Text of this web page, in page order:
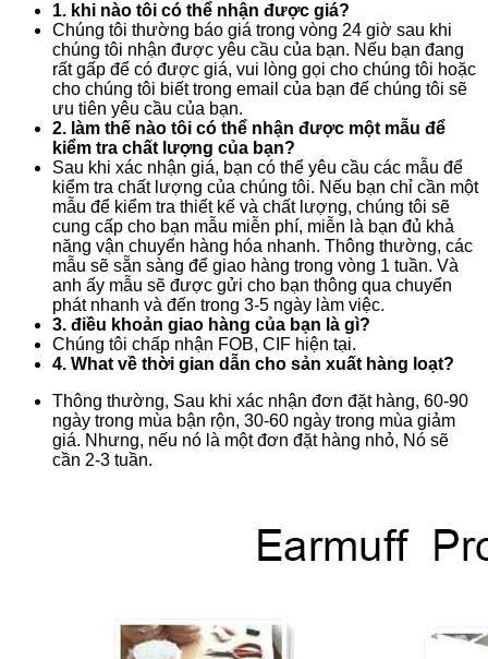
1. khi nào tôi có thể nhận được giá?
Chúng tôi thường báo giá trong vòng 24 giờ sau khi
chúng tôi nhận được yêu cầu của bạn. Nếu bạn đang
rất gấp để có được giá, vui lòng gọi cho chúng tôi hoặc
cho chúng tôi biết trong email của bạn để chúng tôi sẽ
ưu tiên yêu cầu của bạn.
2. làm thế nào tôi có thể nhận được một mẫu để
kiểm tra chất lượng của bạn?
Sau khi xác nhận giá, bạn có thể yêu cầu các mẫu để
kiểm tra chất lượng của chúng tôi. Nếu bạn chỉ cần một
mẫu để kiểm tra thiết kế và chất lượng, chúng tôi sẽ
cung cấp cho bạn mẫu miễn phí, miễn là bạn đủ khả
năng vận chuyển hàng hóa nhanh. Thông thường, các
mẫu sẽ sẵn sàng để giao hàng trong vòng 1 tuần. Và
anh ấy mẫu sẽ được gửi cho bạn thông qua chuyển
phát nhanh và đến trong 3-5 ngày làm việc.
3. điều khoản giao hàng của bạn là gì?
Chúng tôi chấp nhận FOB, CIF hiện tại.
4. What về thời gian dẫn cho sản xuất hàng loạt?
Thông thường, Sau khi xác nhận đơn đặt hàng, 60-90
ngày trong mùa bận rộn, 30-60 ngày trong mùa giảm
giá. Nhưng, nếu nó là một đơn đặt hàng nhỏ, Nó sẽ
cần 2-3 tuần.